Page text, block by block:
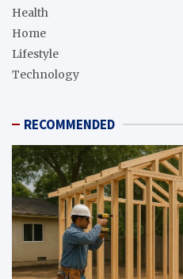
Health
Home
Lifestyle
Technology
RECOMMENDED